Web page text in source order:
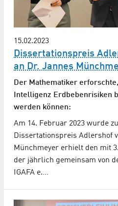
15.02.2023
Dissertationspreis
an Dr. Jannes
Der Mathematiker
Intelligenz Erdbebenrisiken
werden können:
Am 14. Februar 2023 wurde
Dissertationspreis Adlershof
Münchmeyer erhielt den mit
der jährlich gemeinsam von
IGAFA e.…